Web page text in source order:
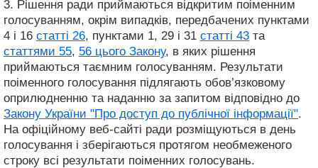
3. Рішення ради приймаються відкритим поіменним
голосуванням, окрім випадків, передбачених пунктами
4 і 16 статті 26, пунктами 1, 29 і 31 статті 43 та
статтями 55, 56 цього Закону, в яких рішення
приймаються таємним голосуванням. Результати
поіменного голосування підлягають обов’язковому
оприлюдненню та наданню за запитом відповідно до
Закону України "Про доступ до публічної інформації".
На офіційному веб-сайті ради розміщуються в день
голосування і зберігаються протягом необмеженого
строку всі результати поіменних голосувань.